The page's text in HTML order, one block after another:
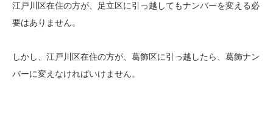
江戸川区在住の方が、足立区に引っ越してもナンバーを変える必
要はありません。
しかし、江戸川区在住の方が、葛飾区に引っ越したら、葛飾ナン
バーに変えなければいけません。